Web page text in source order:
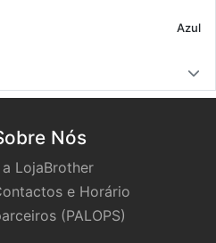
Azul
Nós
LojaBrother
e Horário
(PALOPS)